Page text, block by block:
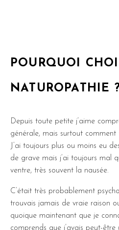
POURQUOI
NATUROPATHIE
Depuis toute petite j’aime
générale, mais surtout comment
J’ai toujours plus ou moins eu
de grave mais j’ai toujours mal
ventre, très souvent la nausée.
C’était très probablement
trouvais jamais de vraie raison
quoique maintenant que je
comprends que j’avais peut-